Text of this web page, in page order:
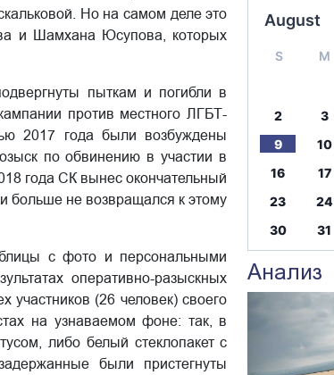
Но на самом деле это
и Шамхана Юсупова, которых
пыткам и погибли в
против местного ЛГБТ-
2017 года были возбуждены
по обвинению в участии в
года СК вынес окончательный
больше не возвращался к этому
с фото и персональными
оперативно-разыскных
участников (26 человек) своего
на узнаваемом фоне: так, в
либо белый стеклопакет с
были пристегнуты
August
S M
2
3
9
10
16
17
23
24
30
31
Анализ